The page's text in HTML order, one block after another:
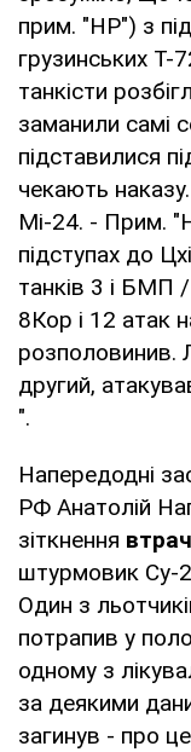
прим. "НР") з
грузинських Т-
танкісти
заманили самі
підставилися
чекають
Мі-24. - Прим.
підступах до
танків 3 і БМП
8Кор і 12 атак
розполовинив.
другий,
".
Напередодні
РФ Анатолій
зіткнення
штурмовик Су-
Один з
потрапив у
одному з
за деякими
загинув - про